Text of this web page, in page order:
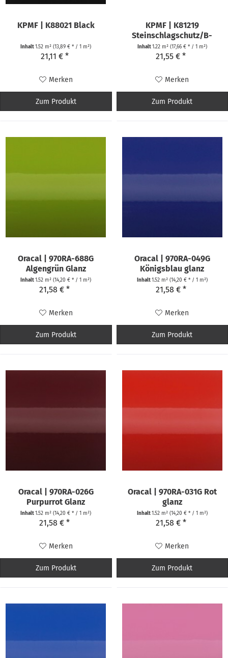
KPMF | K88021 Black
Inhalt1.52 m²(13,89 € * / 1 m²)
21,11 € *
Merken
Zum Produkt
KPMF | K81219
Steinschlagschutz/B-
Säule Schwarz
Inhalt1.22 m² (17,66 € * / 1 m²)
21,55 € *
Merken
Zum Produkt
Oracal | 970RA-688G
Algengrün Glanz
Inhalt1.52 m²(14,20 € * / 1 m²)
21,58 € *
Merken
Zum Produkt
Oracal | 970RA-049G
Königsblau glanz
Inhalt1.52 m² (14,20 € * / 1 m²)
21,58 € *
Merken
Zum Produkt
Oracal | 970RA-026G
Purpurrot Glanz
Inhalt1.52 m²(14,20 € * / 1 m²)
21,58 € *
Merken
Zum Produkt
Oracal | 970RA-031G Rot
glanz
Inhalt1.52 m² (14,20 € * / 1 m²)
21,58 € *
Merken
Zum Produkt